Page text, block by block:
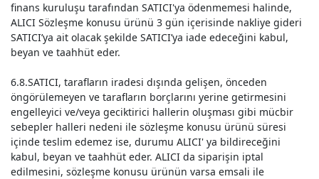
finans kuruluşu tarafından SATICI'ya ödenmemesi halinde,
ALICI Sözleşme konusu ürünü 3 gün içerisinde nakliye gideri
SATICI’ya ait olacak şekilde SATICI’ya iade edeceğini kabul,
beyan ve taahhüt eder.
6.8.SATICI, tarafların iradesi dışında gelişen, önceden
öngörülemeyen ve tarafların borçlarını yerine getirmesini
engelleyici ve/veya geciktirici hallerin oluşması gibi mücbir
sebepler halleri nedeni ile sözleşme konusu ürünü süresi
içinde teslim edemez ise, durumu ALICI' ya bildireceğini
kabul, beyan ve taahhüt eder. ALICI da siparişin iptal
edilmesini, sözleşme konusu ürünün varsa emsali ile